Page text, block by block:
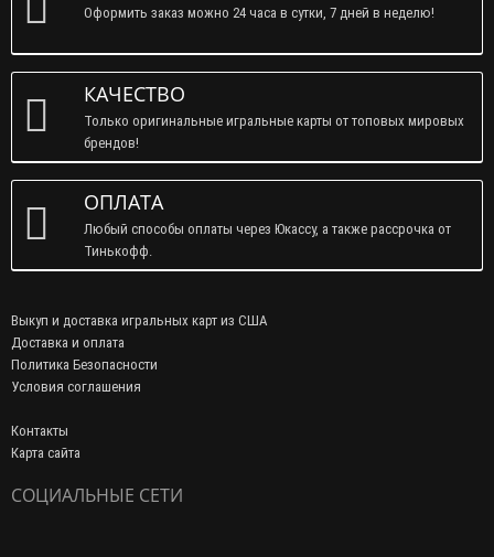
Оформить заказ можно 24 часа в сутки, 7 дней в неделю!
КАЧЕСТВО
Только оригинальные игральные карты от топовых мировых
брендов!
ОПЛАТА
Любый способы оплаты через Юкассу, а также рассрочка от
Тинькофф.
Выкуп и доставка игральных карт из США
Доставка и оплата
Политика Безопасности
Условия соглашения
Контакты
Карта сайта
СОЦИАЛЬНЫЕ СЕТИ